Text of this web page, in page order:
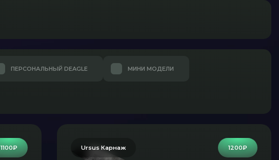
ПЕРСОНАЛЬНЫЙ DEAGLE МИНИ МОДЕЛИ
1100₽ 1200₽
Ursus Карнаж